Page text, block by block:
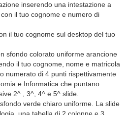
inserendo una intestazione a
il tuo cognome e numero di
il tuo cognome sul desktop del tuo
sfondo colorato uniforme arancione
il tuo cognome, nome e matricola
numerato di 4 punti rispettivamente
e Informatica che puntano
2^ , 3^, 4^ e 5^ slide.
verde chiaro uniforme. La slide